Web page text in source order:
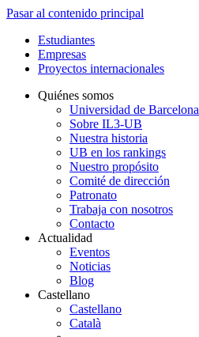
Pasar al contenido principal
Estudiantes
Empresas
Proyectos internacionales
Quiénes somos
Universidad de Barcelona
Sobre IL3-UB
Nuestra historia
UB en los rankings
Nuestro propósito
Comité de dirección
Patronato
Trabaja con nosotros
Contacto
Actualidad
Eventos
Noticias
Blog
Castellano
Castellano
Català